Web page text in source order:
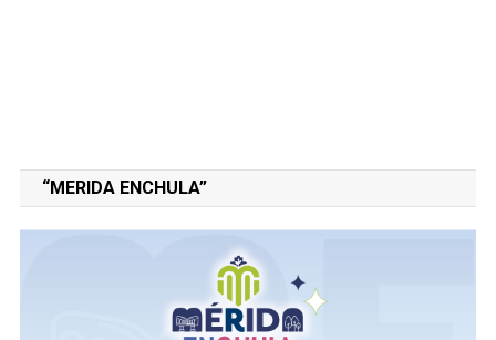
“MERIDA ENCHULA”